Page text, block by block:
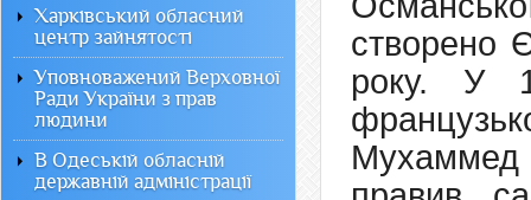
створено
року. У
Мухаммед
Харківський обласний
центр зайнятості
Уповноважений Верховної
Ради України з прав
людини
В Одеській обласній
державній адміністрації